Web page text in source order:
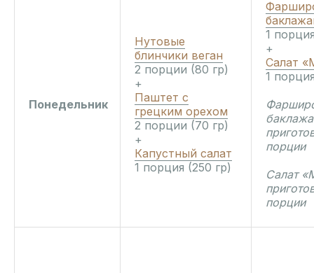
Понедельник
Нутовые
блинчики веган
2 порции (80 гр)
+
Паштет с
грецким орехом
2 порции (70 гр)
+
Капустный салат
1 порция (250 гр)
1
+
Салат
1
порции
Салат
порции